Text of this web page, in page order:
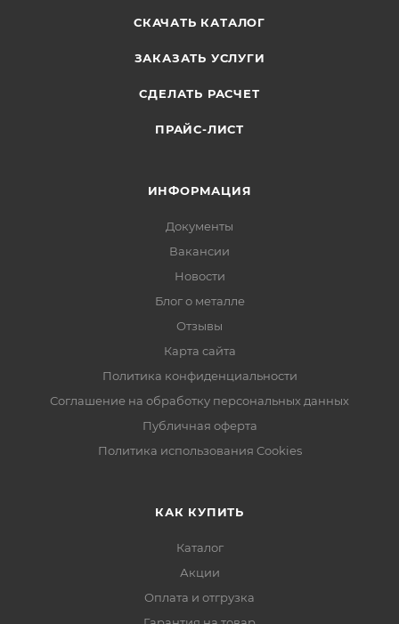
СКАЧАТЬ КАТАЛОГ
ЗАКАЗАТЬ УСЛУГИ
СДЕЛАТЬ РАСЧЕТ
ПРАЙС-ЛИСТ
ИНФОРМАЦИЯ
Документы
Вакансии
Новости
Блог о металле
Отзывы
Карта сайта
Политика конфиденциальности
Соглашение на обработку персональных данных
Публичная оферта
Политика использования Cookies
КАК КУПИТЬ
Каталог
Акции
Оплата и отгрузка